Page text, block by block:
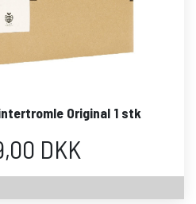
Original 1 stk
DKK